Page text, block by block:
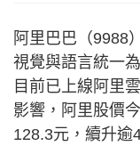
阿里巴巴（9988
視覺與語言統一
目前已上線阿里
影響，阿里股價
128.3元，續升逾